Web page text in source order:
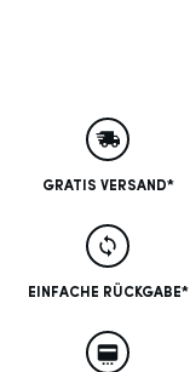
GRATIS VERSAND*
EINFACHE RÜCKGABE*